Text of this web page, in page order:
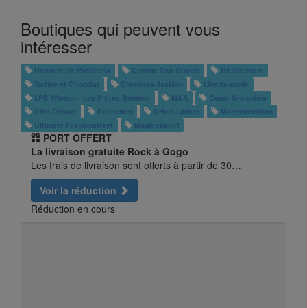
Boutiques qui peuvent vous
intéresser
Hermine De Pashmina Comme Des Grands
Be Boutique
Tartine et Chocolat
Chemises-fashion
Liberty-mode
LPB Woman - Les P'tites Bombes
M&A
Coeur Grenadine
Dino Deluxe
Rochester Urban Locker
Mammafashion
Ultimate Fashionstreet
Maghrebshirt
PORT OFFERT
La livraison gratuite Rock à Gogo
Les frais de livraison sont offerts à partir de 30…
Voir la réduction
Réduction en cours